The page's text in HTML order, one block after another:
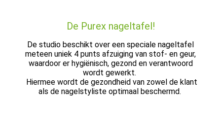
De Purex nageltafel!
De studio beschikt over een speciale nageltafel
meteen uniek 4 punts afzuiging van stof- en geur,
waardoor er hygiënisch, gezond en verantwoord
wordt gewerkt.
Hiermee wordt de gezondheid van zowel de klant
als de nagelstyliste optimaal beschermd.